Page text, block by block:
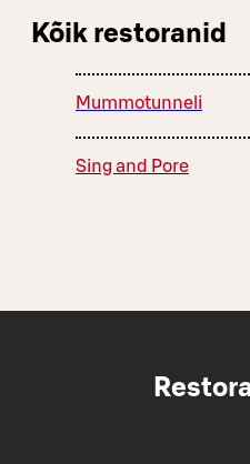
Kõik restoranid
Mummotunneli
Sing and Pore